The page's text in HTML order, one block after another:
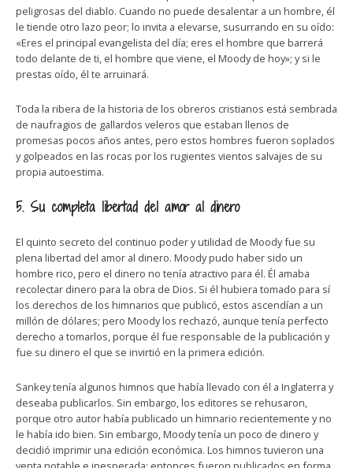
peligrosas del diablo. Cuando no puede desalentar a un hombre, él
le tiende otro lazo peor; lo invita a elevarse, susurrando en su oído:
«Eres el principal evangelista del día; eres el hombre que barrerá
todo delante de ti, el hombre que viene, el Moody de hoy»; y si le
prestas oído, él te arruinará.
Toda la ribera de la historia de los obreros cristianos está sembrada
de naufragios de gallardos veleros que estaban llenos de
promesas pocos años antes, pero estos hombres fueron soplados
y golpeados en las rocas por los rugientes vientos salvajes de su
propia autoestima.
5. Su completa libertad del amor al dinero
El quinto secreto del continuo poder y utilidad de Moody fue su
plena libertad del amor al dinero. Moody pudo haber sido un
hombre rico, pero el dinero no tenía atractivo para él. Él amaba
recolectar dinero para la obra de Dios. Si él hubiera tomado para sí
los derechos de los himnarios que publicó, estos ascendían a un
millón de dólares; pero Moody los rechazó, aunque tenía perfecto
derecho a tomarlos, porque él fue responsable de la publicación y
fue su dinero el que se invirtió en la primera edición.
Sankey tenía algunos himnos que había llevado con él a Inglaterra y
deseaba publicarlos. Sin embargo, los editores se rehusaron,
porque otro autor había publicado un himnario recientemente y no
le había ido bien. Sin embargo, Moody tenía un poco de dinero y
decidió imprimir una edición económica. Los himnos tuvieron una